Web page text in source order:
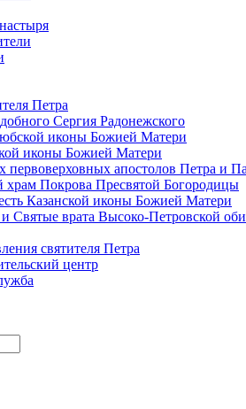
Петра
Сергия Радонежского
иконы Божией Матери
иконы Божией Матери
первоверховных апостолов Петра и
храм Покрова Пресвятой Богородицы
Казанской иконы Божией Матери
Святые врата Высоко-Петровской
святителя Петра
центр